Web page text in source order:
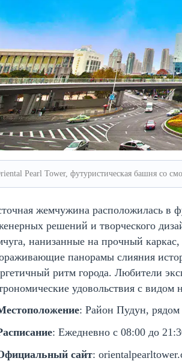
Pearl Tower, футуристическая башня со
жемчужина расположилась в
решений и творческого
нанизанные на прочный
панорамы слияния
ритм города. Любители
удовольствия с
: Район Пудун, рядом
: Ежедневно с 08:00 до
сайт: